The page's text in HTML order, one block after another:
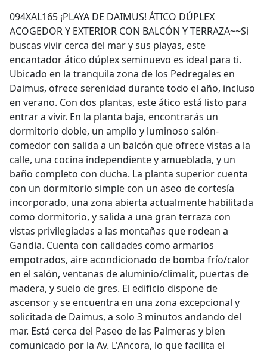
094XAL165 ¡PLAYA DE DAIMUS! ÁTICO DÚPLEX
ACOGEDOR Y EXTERIOR CON BALCÓN Y TERRAZA~~Si
buscas vivir cerca del mar y sus playas, este
encantador ático dúplex seminuevo es ideal para ti.
Ubicado en la tranquila zona de los Pedregales en
Daimus, ofrece serenidad durante todo el año, incluso
en verano. Con dos plantas, este ático está listo para
entrar a vivir. En la planta baja, encontrarás un
dormitorio doble, un amplio y luminoso salón-
comedor con salida a un balcón que ofrece vistas a la
calle, una cocina independiente y amueblada, y un
baño completo con ducha. La planta superior cuenta
con un dormitorio simple con un aseo de cortesía
incorporado, una zona abierta actualmente habilitada
como dormitorio, y salida a una gran terraza con
vistas privilegiadas a las montañas que rodean a
Gandia. Cuenta con calidades como armarios
empotrados, aire acondicionado de bomba frío/calor
en el salón, ventanas de aluminio/climalit, puertas de
madera, y suelo de gres. El edificio dispone de
ascensor y se encuentra en una zona excepcional y
solicitada de Daimus, a solo 3 minutos andando del
mar. Está cerca del Paseo de las Palmeras y bien
comunicado por la Av. L'Ancora, lo que facilita el